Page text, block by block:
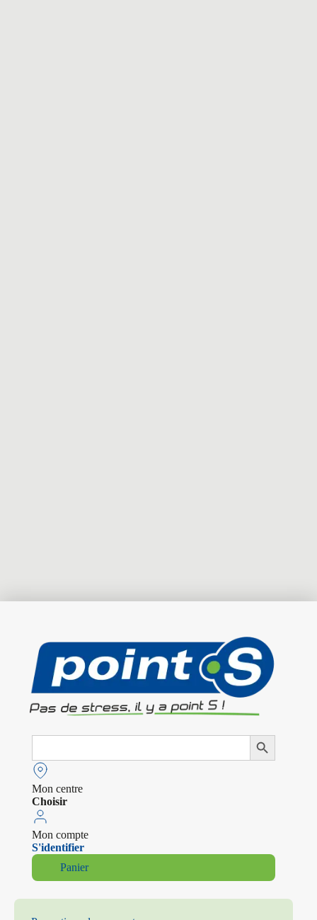
Search
Search Button
Mon centre
Choisir
Mon compte
S'identifier
Panier